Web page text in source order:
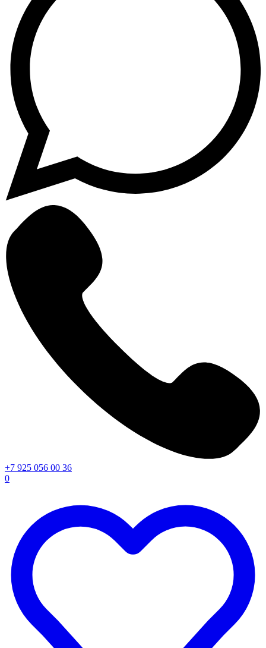
+7 925 056 00 36
0